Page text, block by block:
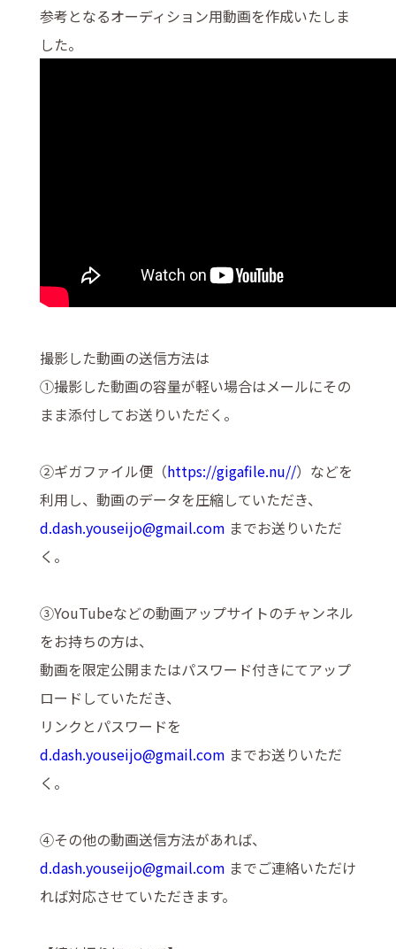
参考となるオーディション用動画を作成いたしま
した。
撮影した動画の送信方法は
①撮影した動画の容量が軽い場合はメールにその
まま添付してお送りいただく。
②ギガファイル便（https://gigafile.nu//）などを
利用し、動画のデータを圧縮していただき、
d.dash.youseijo@gmail.com までお送りいただ
く。
③YouTubeなどの動画アップサイトのチャンネル
をお持ちの方は、
動画を限定公開またはパスワード付きにてアップ
ロードしていただき、
リンクとパスワードを
d.dash.youseijo@gmail.com までお送りいただ
く。
④その他の動画送信方法があれば、
d.dash.youseijo@gmail.com までご連絡いただけ
れば対応させていただきます。